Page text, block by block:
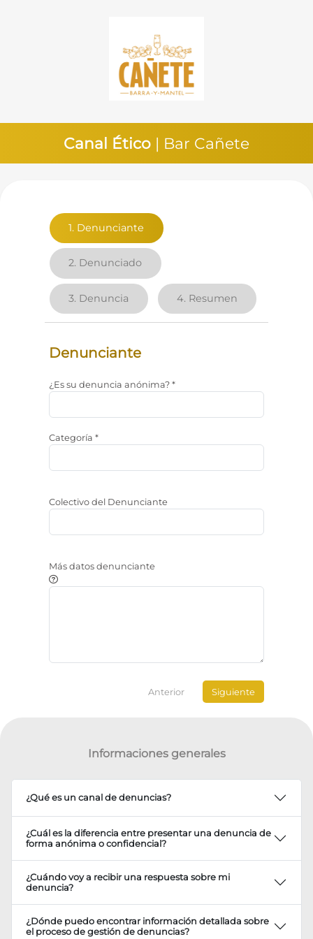
Canal Ético | Bar Cañete
1. Denunciante
2. Denunciado
3. Denuncia 4. Resumen
Denunciante
¿Es su denuncia anónima? *
Categoría *
Colectivo del Denunciante
Más datos denunciante
Observaciones a aportar sobre el denunciante. NOTA:
Anterior Siguiente
Informaciones generales
¿Qué es un canal de denuncias?
¿Cuál es la diferencia entre presentar una denuncia de
forma anónima o confidencial?
¿Cuándo voy a recibir una respuesta sobre mi
denuncia?
¿Dónde puedo encontrar información detallada sobre
el proceso de gestión de denuncias?